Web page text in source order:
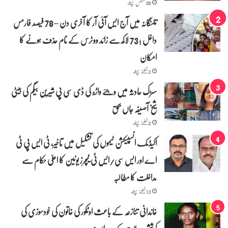
تلنگانہ میں آج ایس آئی آر کا آخری دن – 78 فیصد فارمس
داخل ؛ 73 لاکھ سے زائد ووٹرس کے نام حذف ہونے کا
امکان
2 گھنٹے پہلے
سڑک حادثہ میں وجئے واڑہ کی ڈی سی پی شیرین بیگم کی بیٹی
شیخ آصیفہ جاں بحق
2 گھنٹے پہلے
اکیڈمک انسپیکشن ٹیموں کی تشکیل میں تاخیر، ٹی ایس پی ٹی
اے اور ایس سی/ایس ٹی ٹیچرز یونین کا اعلیٰ حکام سے
مداخلت کا مطالبہ
13 گھنٹے پہلے
خاندانی تنازعہ کے باعث اوٹکور کی خاتون کی خودسوزی کی